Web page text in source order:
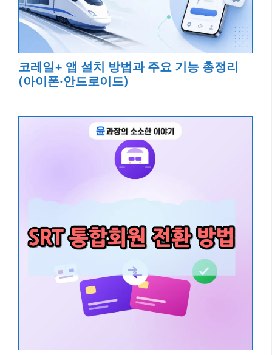
코레일+ 앱 설치 방법과 주요 기능 총정리
(아이폰·안드로이드)